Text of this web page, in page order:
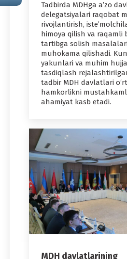
Tadbirda MDHga a’zo
delegatsiyalari raqobat
rivojlantirish,
himoya qilish va raqamli
tartibga solish
muhokama qilishadi.
yakunlari va muhim
tasdiqlash
tadbir MDH davlatlari
hamkorlikni
ahamiyat kasb etadi.
MDH davlatlarining